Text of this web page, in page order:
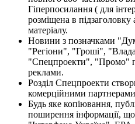
Гіперпосилання ( для
розміщена в
матеріалу.
Новини з позначками
"Регіони", "Гроші",
"Спецпроекти", "Промо"
реклами.
Розділ Спецпроекти
комерційними
Будь яке копіювання,
поширення інформації,